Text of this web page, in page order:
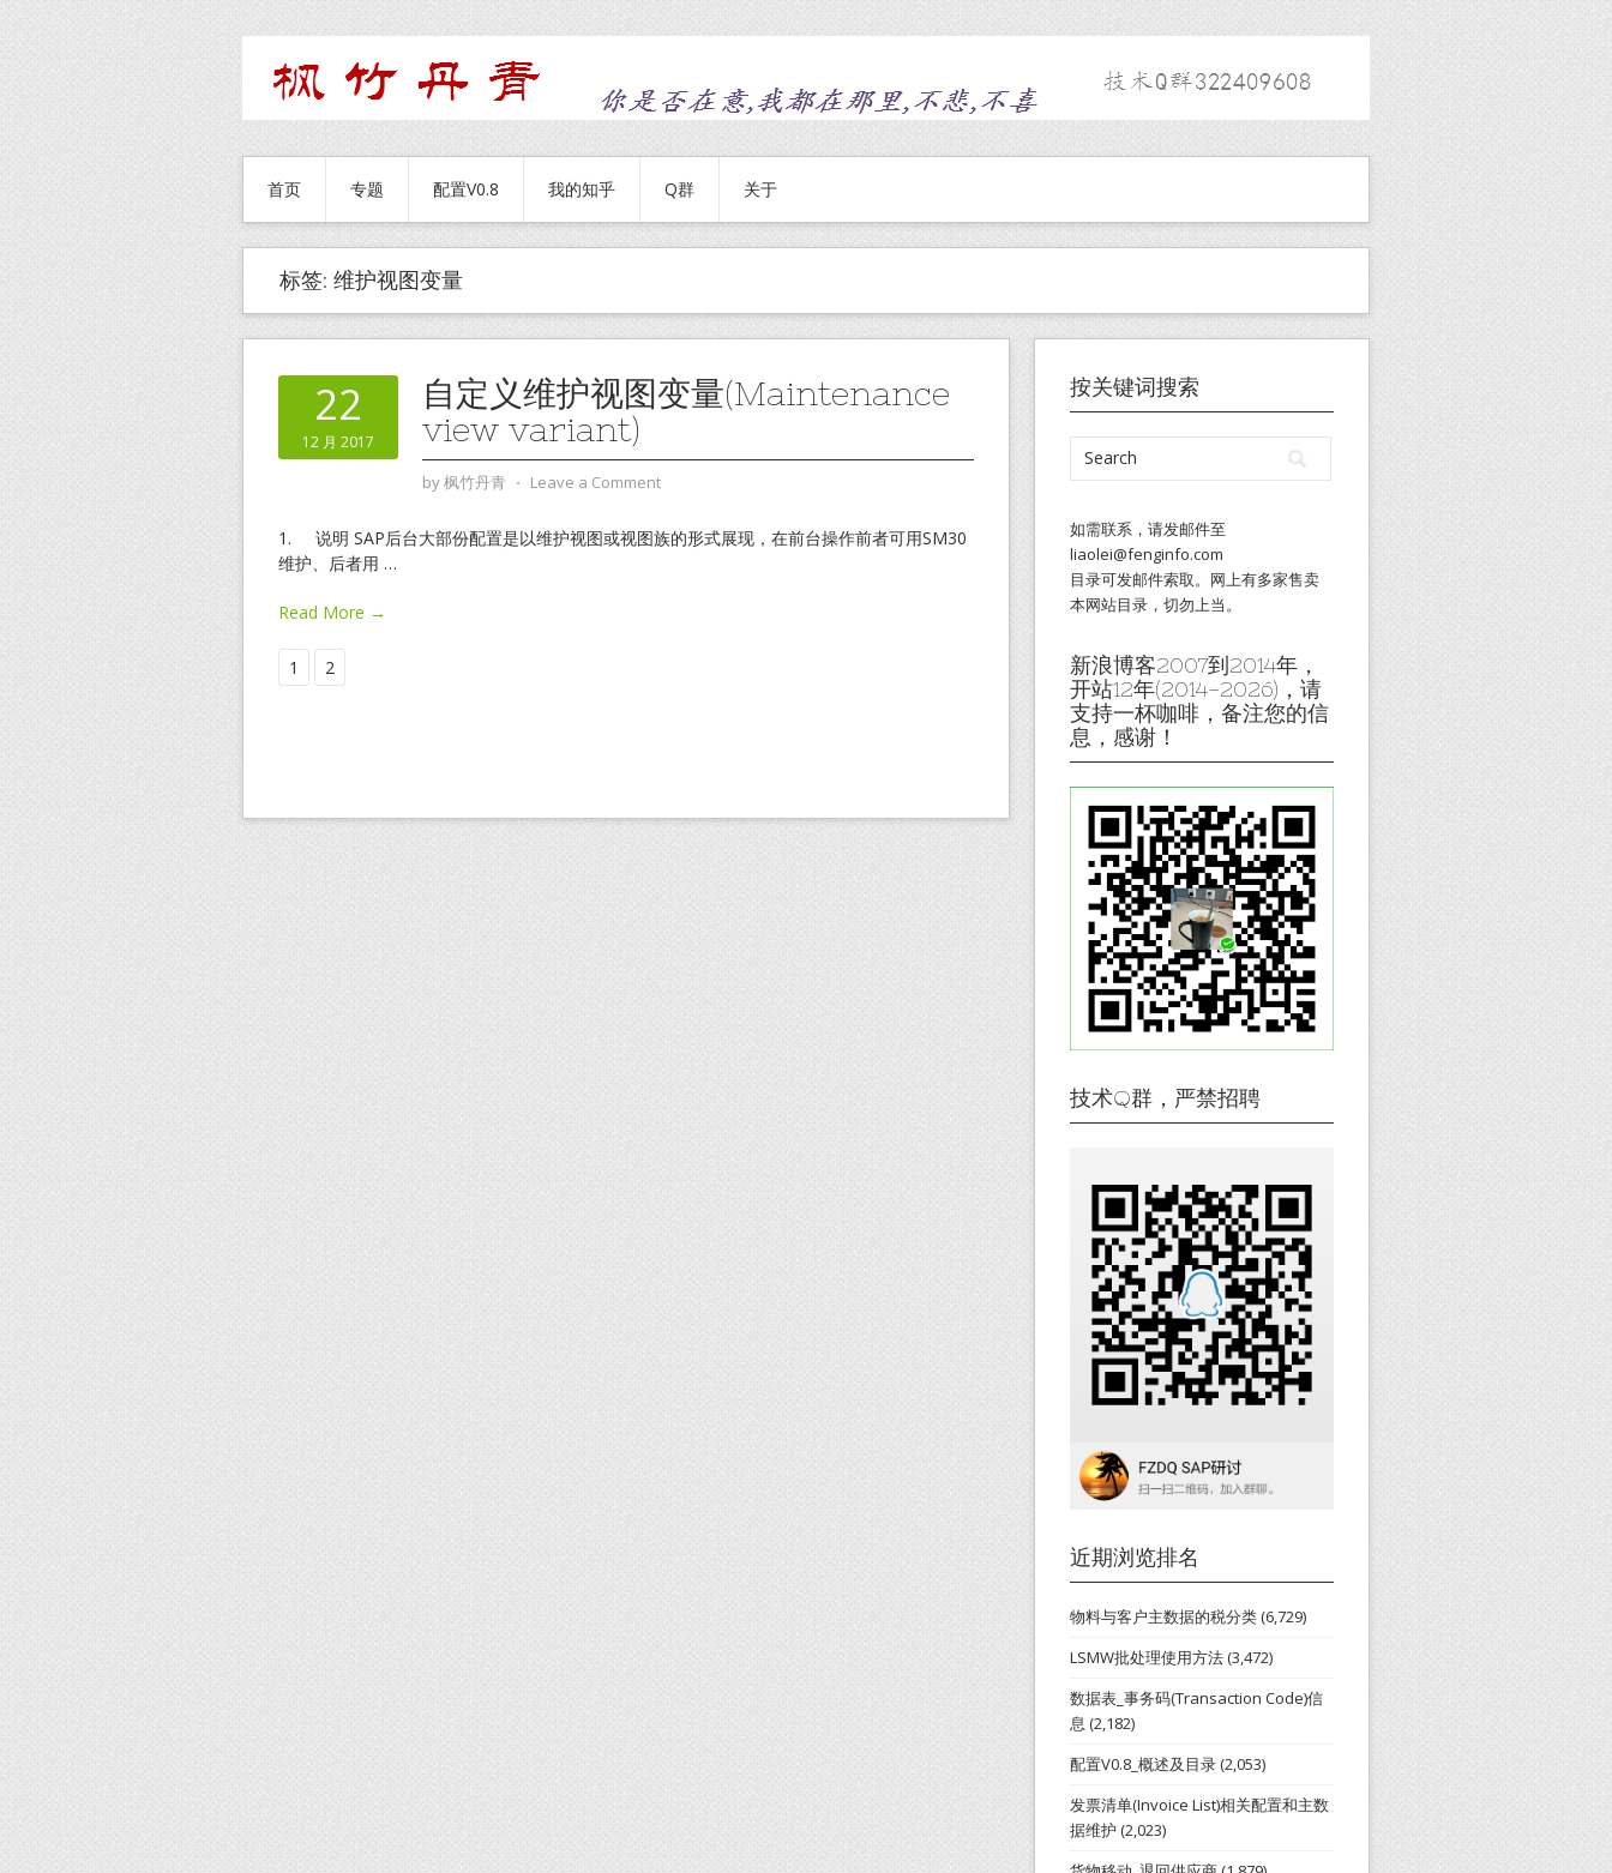
首页 专题 配置V0.8 我的知乎 Q群 关于
标签: 维护视图变量
22
12 月 2017
自定义维护视图变量(Maintenance
view variant)
by枫竹丹青 ⋅ Leave a Comment
1. 说明 SAP后台大部份配置是以维护视图或视图族的形式展现，在前台操作前者可用SM30
维护、后者用 …
Read More →
1 2
按关键词搜索
如需联系，请发邮件至
liaolei@fenginfo.com
目录可发邮件索取。网上有多家售卖
本网站目录，切勿上当。
新浪博客2007到2014年，
开站12年(2014-2026)，请
支持一杯咖啡，备注您的信
息，感谢！
技术Q群，严禁招聘
近期浏览排名
物料与客户主数据的税分类(6,729)
LSMW批处理使用方法(3,472)
数据表_事务码(Transaction Code)信
息 (2,182)
配置V0.8_概述及目录(2,053)
发票清单(Invoice List)相关配置和主数
据维护 (2,023)